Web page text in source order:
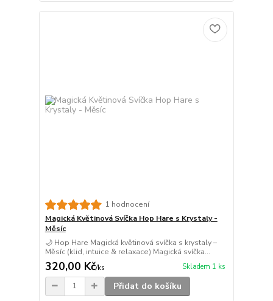
1 hodnocení
Magická Květinová Svíčka Hop Hare s Krystaly -
Měsíc
🌙 Hop Hare Magická květinová svíčka s krystaly –
Měsíc (klid, intuice & relaxace) Magická svíčka...
320,00 Kč/ks Skladem 1 ks
Přidat do košíku